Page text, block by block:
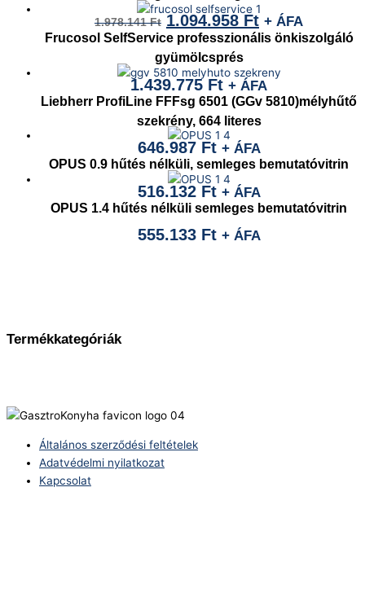
Termékkategóriák
1.978.141Ft 1.094.958 Ft + ÁFA
Frucosol SelfService professzionális önkiszolgáló
gyümölcsprés
1.439.775 Ft + ÁFA
Liebherr ProfiLine FFFsg 6501 (GGv 5810)mélyhűtő
szekrény, 664 literes
646.987 Ft + ÁFA
OPUS 0.9 hűtés nélküli, semleges bemutatóvitrin
516.132 Ft + ÁFA
OPUS 1.4 hűtés nélküli semleges bemutatóvitrin
555.133 Ft + ÁFA
Általános szerződési feltételek
Adatvédelmi nyilatkozat
Kapcsolat